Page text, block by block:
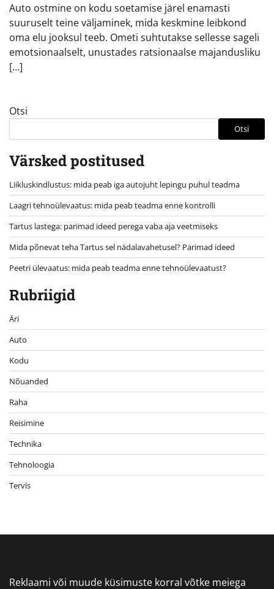
Auto ostmine on kodu soetamise järel enamasti
suuruselt teine väljaminek, mida keskmine leibkond
oma elu jooksul teeb. Ometi suhtutakse sellesse sageli
emotsionaalselt, unustades ratsionaalse majandusliku
[…]
Otsi
Otsi
Värsked postitused
Liikluskindlustus: mida peab iga autojuht lepingu puhul teadma
Laagri tehnoülevaatus: mida peab teadma enne kontrolli
Tartus lastega: parimad ideed perega vaba aja veetmiseks
Mida põnevat teha Tartus sel nädalavahetusel? Parimad ideed
Peetri ülevaatus: mida peab teadma enne tehnoülevaatust?
Rubriigid
Äri
Auto
Kodu
Nõuanded
Raha
Reisimine
Technika
Tehnoloogia
Tervis
Reklaami või muude küsimuste korral võtke meiega